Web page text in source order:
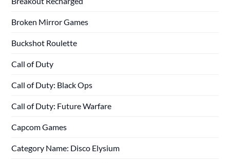
Broken Mirror Games
Buckshot Roulette
Call of Duty
Call of Duty: Black Ops
Call of Duty: Future Warfare
Capcom Games
Category Name: Disco Elysium